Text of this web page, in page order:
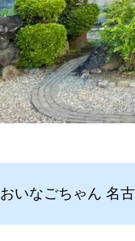
おいなごちゃん 名